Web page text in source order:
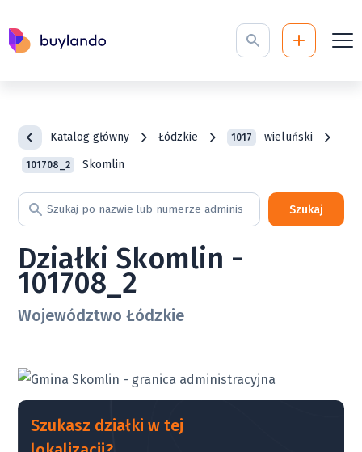
Katalog główny Łódzkie 1017 wieluński
101708_2 Skomlin
Szukaj
Działki Skomlin -
101708_2
Województwo Łódzkie
Szukasz działki w tej